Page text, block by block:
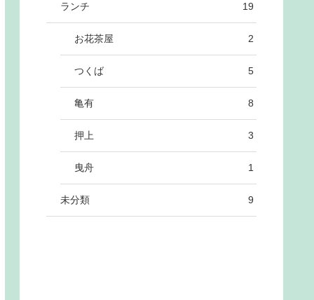
ランチ 19
お花茶屋 2
つくば 5
亀有 8
押上 3
曳舟 1
未分類 9